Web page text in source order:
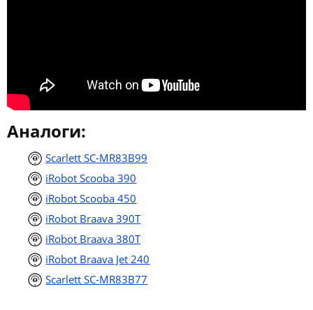
Аналоги:
Scarlett SC-MR83B99
iRobot Scooba 390
iRobot Scooba 450
iRobot Braava 390T
iRobot Braava 380T
iRobot Braava Jet 240
Scarlett SC-MR83B77